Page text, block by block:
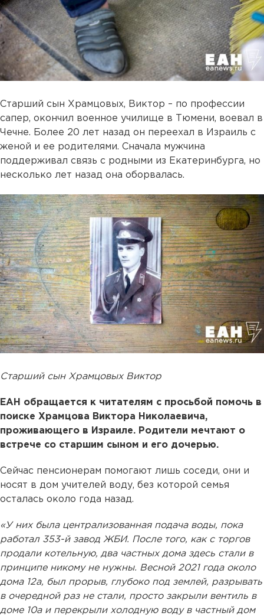
Старший сын Храмцовых, Виктор – по профессии
сапер, окончил военное училище в Тюмени, воевал в
Чечне. Более 20 лет назад он переехал в Израиль с
женой и ее родителями. Сначала мужчина
поддерживал связь с родными из Екатеринбурга, но
несколько лет назад она оборвалась.
Старший сын Храмцовых Виктор
ЕАН обращается к читателям с просьбой помочь в
поиске Храмцова Виктора Николаевича,
проживающего в Израиле. Родители мечтают о
встрече со старшим сыном и его дочерью.
Сейчас пенсионерам помогают лишь соседи, они и
носят в дом учителей воду, без которой семья
осталась около года назад.
«У них была централизованная подача воды, пока
работал 353-й завод ЖБИ. После того, как с торгов
продали котельную, два частных дома здесь стали в
принципе никому не нужны. Весной 2021 года около
дома 12а, был прорыв, глубоко под землей, разрывать
в очередной раз не стали, просто закрыли вентиль в
доме 10а и перекрыли холодную воду в частный дом